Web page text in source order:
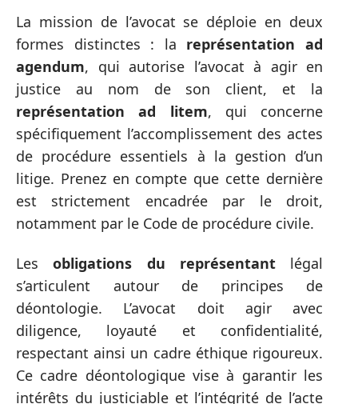
La mission de l’avocat se déploie en deux
formes distinctes : la représentation ad
agendum, qui autorise l’avocat à agir en
justice au nom de son client, et la
représentation ad litem, qui concerne
spécifiquement l’accomplissement des actes
de procédure essentiels à la gestion d’un
litige. Prenez en compte que cette dernière
est strictement encadrée par le droit,
notamment par le Code de procédure civile.
Lesobligations du représentantlégal
s’articulent autour de principes de
déontologie. L’avocat doit agir avec
diligence, loyauté et confidentialité,
respectant ainsi un cadre éthique rigoureux.
Ce cadre déontologique vise à garantir les
intérêts du justiciable et l’intégrité de l’acte